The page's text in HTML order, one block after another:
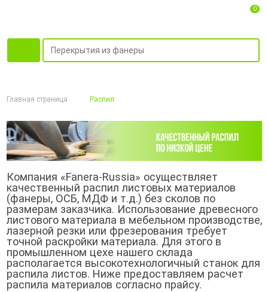
0
Главная страница Распил
Компания «Fanera-Russia» осуществляет
качественный распил листовых материалов
(фанеры, ОСБ, МДФ и т.д.) без сколов по
размерам заказчика. Использование древесного
листового материала в мебельном производстве,
лазерной резки или фрезерования требует
точной раскройки материала. Для этого в
промышленном цехе нашего склада
располагается высокотехнологичный станок для
распила листов. Ниже предоставляем расчет
распила материалов согласно прайсу.